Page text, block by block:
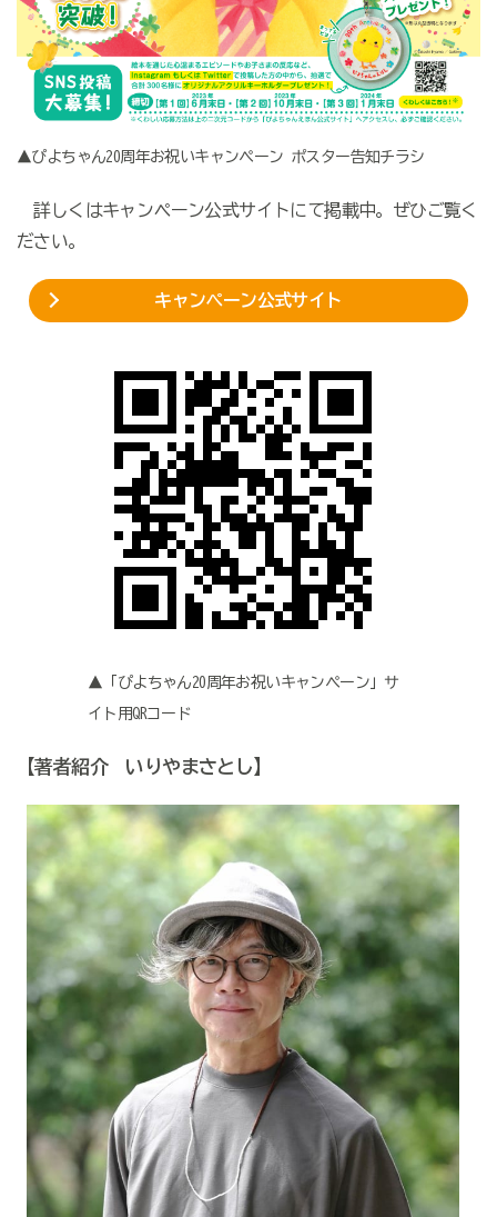
▲ぴよちゃん20周年お祝いキャンペーン ポスター告知チラシ
詳しくはキャンペーン公式サイトにて掲載中。ぜひご覧く
ださい。
キャンペーン公式サイト
▲「ぴよちゃん20周年お祝いキャンペーン」サ
イト用QRコード
【著者紹介 いりやまさとし】